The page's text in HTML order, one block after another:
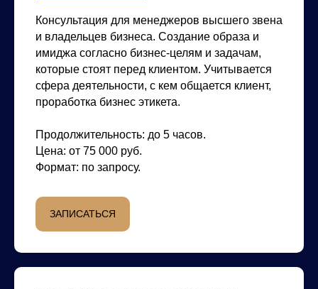
Консультация для менеджеров высшего звена
и владельцев бизнеса. Создание образа и
имиджа согласно бизнес-целям и задачам,
которые стоят перед клиентом. Учитывается
сфера деятельности, с кем общается клиент,
проработка бизнес этикета.
Продолжительность: до 5 часов.
Цена: от 75 000 руб.
Формат: по запросу.
ЗАПИСАТЬСЯ